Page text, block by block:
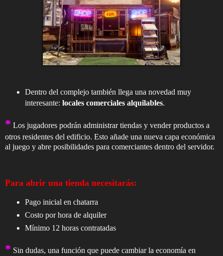
Dentro del complejo también llega una novedad muy
interesante: locales comerciales alquilables.
* Los jugadores podrán administrar tiendas y vender productos a
otros residentes del edificio. Esto añade una nueva capa económica
al juego y abre posibilidades para comerciantes dentro del servidor.
Para abrir una tienda necesitarás:
Pago inicial en chatarra
Costo por hora de alquiler
Mínimo 12 horas contratadas
* Sin dudas, una función que puede cambiar la economía en